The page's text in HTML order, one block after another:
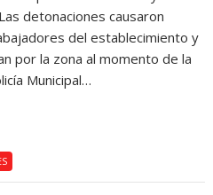
detonaciones causaron
del establecimiento y
por la zona al momento de la
Municipal…